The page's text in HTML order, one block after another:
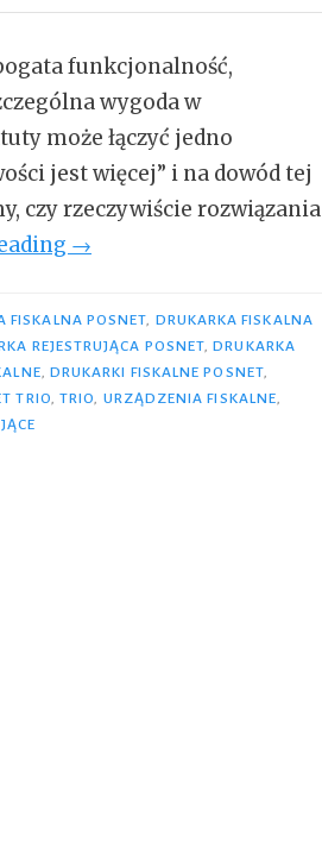
funkcjonalność,
wygoda w
może łączyć jedno
jest więcej” i na dowód tej
czy rzeczywiście rozwiązania
„Posnet
–
wyjątkowy
design
→
FISKALNA POSNET, DRUKARKA FISKALNA
REJESTRUJĄCA POSNET,DRUKARKA
, DRUKARKI FISKALNE POSNET,
TRIO, TRIO, URZĄDZENIA FISKALNE,